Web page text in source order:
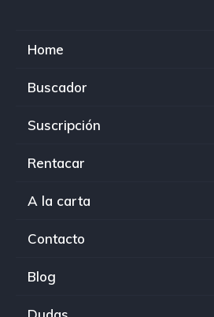
Home
Buscador
Suscripción
Rentacar
A la carta
Contacto
Blog